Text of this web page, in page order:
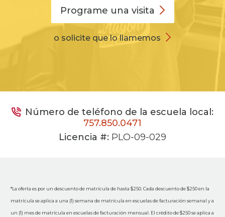
Programe una visita
o solicite que lo llamemos
Número de teléfono de la escuela local:
757.850.0471
Licencia #: PLO-09-029
*La oferta es por un descuento de matrícula de hasta $250. Cada descuento de $250 en la
matrícula se aplica a una (1) semana de matrícula en escuelas de facturación semanal y a
un (1) mes de matrícula en escuelas de facturación mensual. El crédito de $250 se aplica a